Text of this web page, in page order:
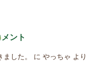
ント
した。 に やっちゃ より